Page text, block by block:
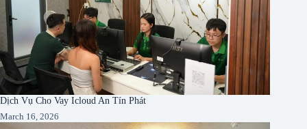
Dịch Vụ Cho Vay Icloud An Tín Phát
March 16, 2026